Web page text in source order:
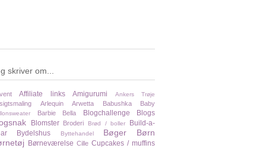
skriver om...
Affiliate links Amigurumi Ankers Trøje
Arlequin Arwetta Babushka Baby
Barbie Bella Blogchallenge Blogs
Blomster Broderi Brød / boller
Build-a-
Bydelshus Byttehandel Bøger
Børn
Børneværelse Cille Cupcakes / muffins